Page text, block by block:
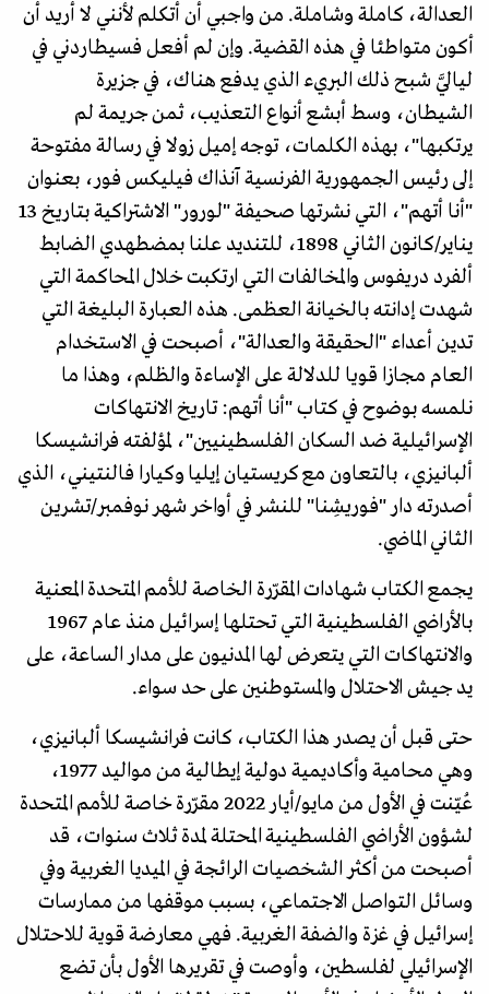
العدالة، كاملة وشاملة. من واجبي أن أتكلم لأنني لا أريد أن
أكون متواطئا في هذه القضية. وإن لم أفعل فسيطاردني في
لياليَّ شبح ذلك البريء الذي يدفع هناك، في جزيرة
الشيطان، وسط أبشع أنواع التعذيب، ثمن جريمة لم
يرتكبها"، بهذه الكلمات، توجه إميل زولا في رسالة مفتوحة
إلى رئيس الجمهورية الفرنسية آنذاك فيليكس فور، بعنوان
"أنا أتهم"، التي نشرتها صحيفة "لورور" الاشتراكية بتاريخ 13
يناير/كانون الثاني 1898، للتنديد علنا بمضطهدي الضابط
ألفرد دريفوس والمخالفات التي ارتكبت خلال المحاكمة التي
شهدت إدانته بالخيانة العظمى. هذه العبارة البليغة التي
تدين أعداء "الحقيقة والعدالة"، أصبحت في الاستخدام
العام مجازا قويا للدلالة على الإساءة والظلم، وهذا ما
نلمسه بوضوح في كتاب "أنا أتهم: تاريخ الانتهاكات
الإسرائيلية ضد السكان الفلسطينيين"، لمؤلفته فرانشيسكا
ألبانيزي، بالتعاون مع كريستيان إيليا وكيارا فالنتيني، الذي
أصدرته دار "فوريشِنا" للنشر في أواخر شهر نوفمبر/تشرين
الثاني الماضي.
يجمع الكتاب شهادات المقرّرة الخاصة للأمم المتحدة المعنية
بالأراضي الفلسطينية التي تحتلها إسرائيل منذ عام 1967
والانتهاكات التي يتعرض لها المدنيون على مدار الساعة، على
يد جيش الاحتلال والمستوطنين على حد سواء.
حتى قبل أن يصدر هذا الكتاب، كانت فرانشيسكا ألبانيزي،
وهي محامية وأكاديمية دولية إيطالية من مواليد 1977،
عُيّنت في الأول من مايو/أيار 2022 مقرّرة خاصة للأمم المتحدة
لشؤون الأراضي الفلسطينية المحتلة لمدة ثلاث سنوات، قد
أصبحت من أكثر الشخصيات الرائجة في الميديا الغربية وفي
وسائل التواصل الاجتماعي، بسبب موقفها من ممارسات
إسرائيل في غزة والضفة الغربية. فهي معارضة قوية للاحتلال
الإسرائيلي لفلسطين، وأوصت في تقريرها الأول بأن تضع